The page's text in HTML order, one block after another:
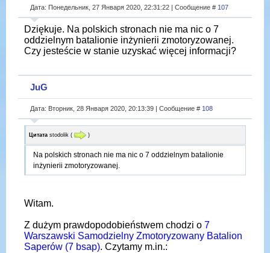
Дата: Понедельник, 27 Января 2020, 22:31:22 | Сообщение # 107
Dziękuje. Na polskich stronach nie ma nic o 7
oddzielnym batalionie inżynierii zmotoryzowanej.
Czy jesteście w stanie uzyskać więcej informacji?
JuG
Дата: Вторник, 28 Января 2020, 20:13:39 | Сообщение # 108
Цитата stodolik ( )
Na polskich stronach nie ma nic o 7 oddzielnym batalionie
inżynierii zmotoryzowanej.
Witam.
Z dużym prawdopodobieństwem chodzi o 7
Warszawski Samodzielny Zmotoryzowany Batalion
Saperów (7 bsap). Czytamy m.in.: